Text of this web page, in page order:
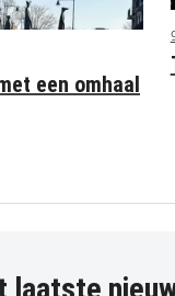
een omhaal
laatste